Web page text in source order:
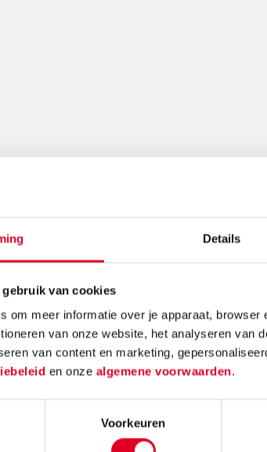
Details
gebruik van cookies
om meer informatie over je apparaat,
van onze website, het analyseren van
van content en marketing,
en onze algemene voorwaarden.
Voorkeuren
Gerelateerde
is
eyecatcher!
Knutselidee:
kersthanger
ballen
met gaas hang je